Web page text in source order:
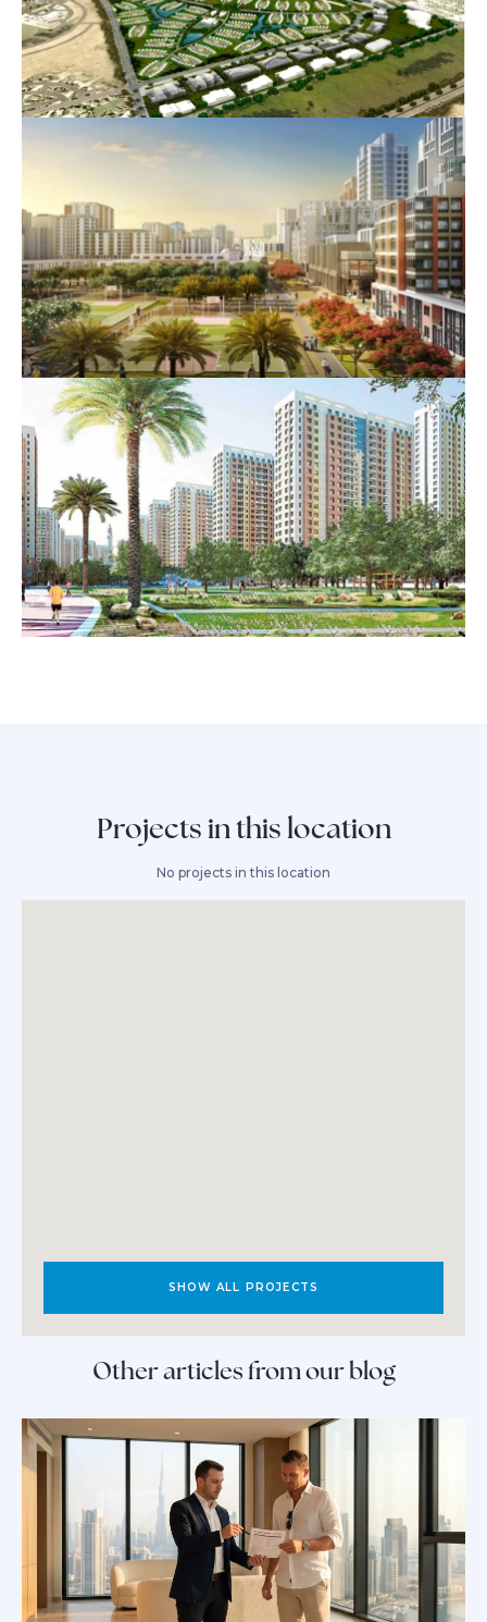
Projects in this location
No projects in this location
SHOW ALL PROJECTS
Other articles from our blog